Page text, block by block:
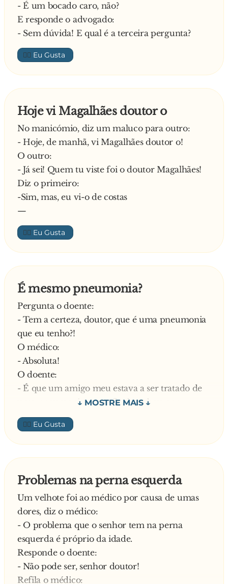
- É um bocado caro, não?
E responde o advogado:
- Sem dúvida! E qual é a terceira pergunta?
👍🏼
Hoje vi Magalhães doutor o
No manicómio, diz um maluco para outro:
- Hoje, de manhã, vi Magalhães doutor o!
O outro:
- Já sei! Quem tu viste foi o doutor Magalhães!
Diz o primeiro:
-Sim, mas, eu vi-o de costas
—
👍🏼
É mesmo pneumonia?
Pergunta o doente:
- Tem a certeza, doutor, que é uma pneumonia
que eu tenho?!
O médico:
- Absoluta!
O doente:
- É que um amigo meu estava a ser tratado de
uma pneumonia mas, afinal, acabou por
morrer de outra coisa qualquer.
O médico:
- Ó homem, eu quando trato uma pessoa de
pneumonia é de pneumonia que ela morre!
👍🏼
Problemas na perna esquerda
Um velhote foi ao médico por causa de umas
dores, diz o médico:
- O problema que o senhor tem na perna
esquerda é próprio da idade.
Responde o doente:
- Não pode ser, senhor doutor!
Refila o médico: